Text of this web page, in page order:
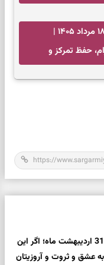
فال فرشتگان امروز یکشنبه ۱۸ مرداد ۱۴۰۵ |
حفظ تمرکز و
فال چای امروز | فال چای روزانه پنجشنبه 31 اردیبهشت ماه؛ اگر این
عشق و ثروت و آروزیتان